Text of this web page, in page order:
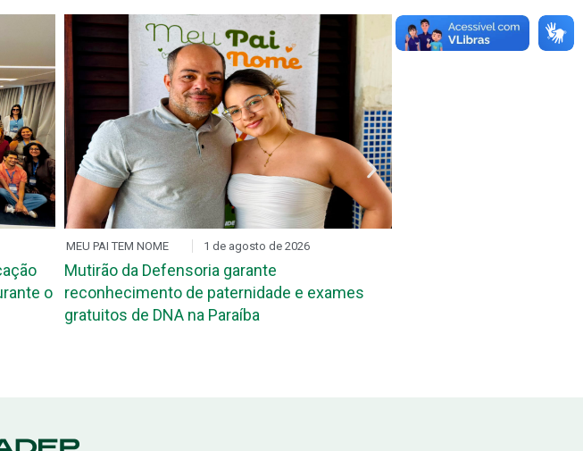
o
MEU PAI TEM NOME 1 de agosto de 2026
Mutirão da Defensoria garante
reconhecimento de paternidade e exames
gratuitos de DNA na Paraíba